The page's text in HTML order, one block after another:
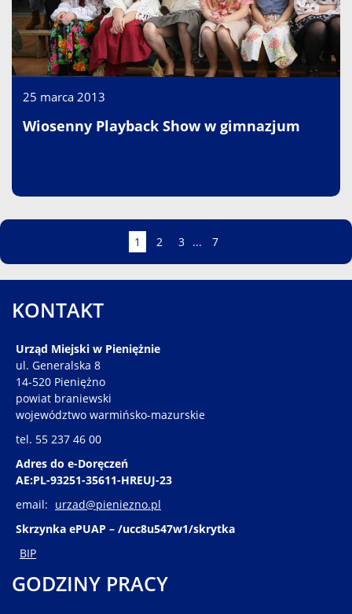
25 marca 2013
Wiosenny Playback Show w gimnazjum
Strona
1 Strona
2 Strona
3 ... Strona
7
KONTAKT
Urząd Miejski w Pieniężnie
ul. Generalska 8
14-520 Pieniężno
powiat braniewski
województwo warmińsko-mazurskie
tel. 55 237 46 00
Adres do e-Doręczeń
AE:PL-93251-35611-HREUJ-23
email: urzad@pieniezno.pl
Skrzynka ePUAP – /ucc8u547w1/skrytka
BIP
GODZINY PRACY